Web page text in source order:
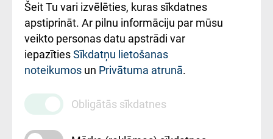
Rekvizīti un
ārstniecības
iestādes kods
010000234
Maksas
pakalpojumu
Šeit Tu vari izvēlēties, kuras sīkdatnes
apstiprināt. Ar pilnu informāciju par mūsu
veikto personas datu apstrādi var
iepazītiesSīkdatņu lietošanas
noteikumos un Privātuma atrunā.
Obligātās sīkdatnes